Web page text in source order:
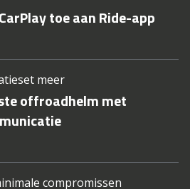
toe aan Ride-app
meer
offroadhelm met
compromissen